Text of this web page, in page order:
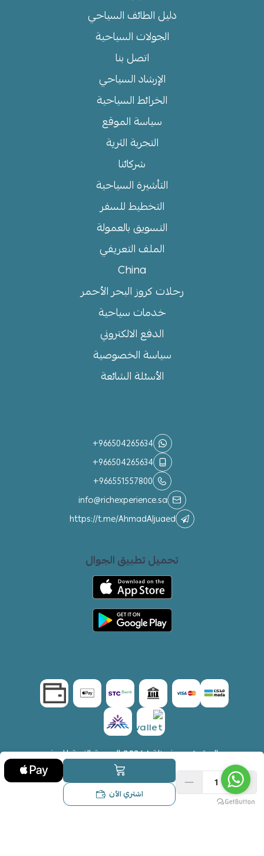
اشتري الآن
دليل الطائف السياحي
الجولات السياحية
اتصل بنا
الإرشاد السياحي
الخرائط السياحية
سياسة الموقع
التجربة الثرية
شركائنا
التأشيرة السياحية
التخطيط للسفر
التسويق بالعمولة
الملف التعريفي
China
رحلات كروز البحر الأحمر
خدمات سياحية
الدفع الالكتروني
سياسة الخصوصية
الأسئلة الشائعة
+966504265634
+966504265634
+966551557800
info@richexperience.sa
https://t.me/AhmadAljuaed
تحميل تطبيق الجوال
الحقوق محفوظة | 2026
التجربة الثرية للسفر
والسياحة
×